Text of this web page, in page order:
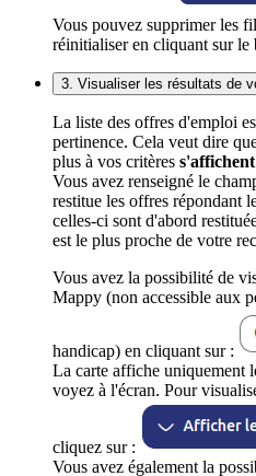
Vous pouvez supprimer les
réinitialiser en cliquant sur
3. Visualiser les résultats de
La liste des offres d'emploi
pertinence. Cela veut dire
plus à vos critères
Vous avez renseigné le
restitue les offres répondant
celles-ci sont d'abord
est le plus proche de votre
Vous avez la possibilité de
Mappy (non accessible aux
handicap) en cliquant sur :
La carte affiche uniquement
voyez à l'écran. Pour
cliquez sur :
Vous avez également la